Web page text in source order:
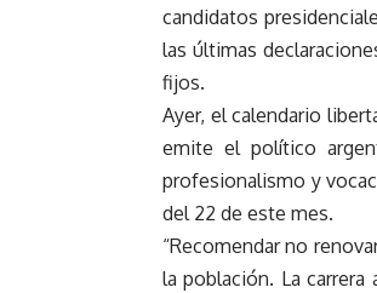
candidatos
las últimas
fijos.
Ayer, el calendario
emite el político
profesionalismo y
del 22 de este mes.
“Recomendar no
la población. La